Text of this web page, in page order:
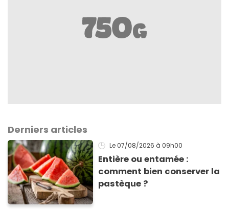
Derniers articles
Le 07/08/2026 à 09h00
Entière ou entamée :
comment bien conserver la
pastèque ?